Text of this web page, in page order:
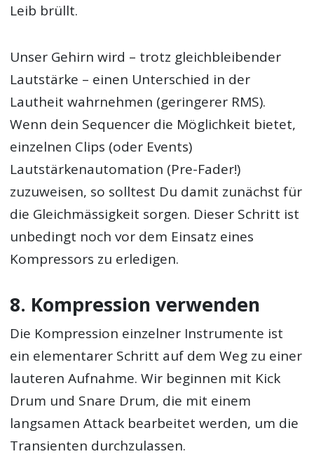
Leib brüllt.
Unser Gehirn wird – trotz gleichbleibender
Lautstärke – einen Unterschied in der
Lautheit wahrnehmen (geringerer RMS).
Wenn dein Sequencer die Möglichkeit bietet,
einzelnen Clips (oder Events)
Lautstärkenautomation (Pre-Fader!)
zuzuweisen, so solltest Du damit zunächst für
die Gleichmässigkeit sorgen. Dieser Schritt ist
unbedingt noch vor dem Einsatz eines
Kompressors zu erledigen.
8. Kompression verwenden
Die Kompression einzelner Instrumente ist
ein elementarer Schritt auf dem Weg zu einer
lauteren Aufnahme. Wir beginnen mit Kick
Drum und Snare Drum, die mit einem
langsamen Attack bearbeitet werden, um die
Transienten durchzulassen.